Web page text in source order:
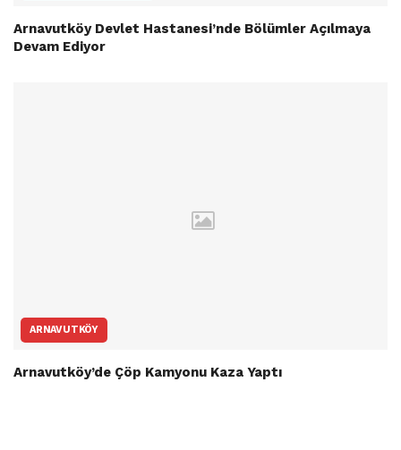
Arnavutköy Devlet Hastanesi’nde Bölümler Açılmaya
Devam Ediyor
ARNAVUTKÖY
Arnavutköy’de Çöp Kamyonu Kaza Yaptı